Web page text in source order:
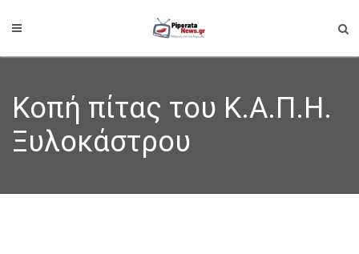
Κοπή πίτας του Κ.Α.Π.Η.
Ξυλοκάστρου